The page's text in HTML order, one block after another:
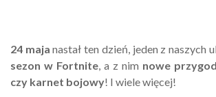
24 maja nastał ten dzień, jeden z naszych
sezon w Fortnite , a z nim nowe
czy karnet bojowy! I wiele więcej!